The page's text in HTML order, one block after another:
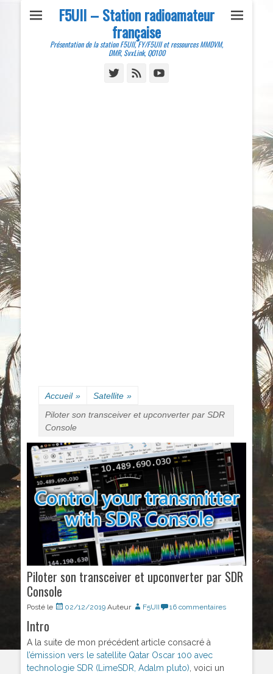
F5UII – Station radioamateur
française
Présentation de la station F5UII, FY/F5UII et ressources MMDVM,
DMR, SvxLink, QO100
TwitterFeed
Accueil » Satellite »
Piloter son transceiver et upconverter par SDR
Console
Piloter son transceiver et upconverter par SDR
Console
Posté le 02/12/2019 Auteur F5UII 16 commentaires
Intro
A la suite de mon précédent article consacré à
l’émission vers le satellite Qatar Oscar 100 avec
technologie SDR (LimeSDR, Adalm pluto), voici un